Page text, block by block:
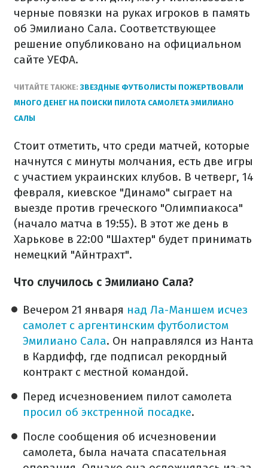
черные повязки на руках игроков в память
об Эмилиано Сала. Соответствующее
решение опубликовано на официальном
сайте УЕФА.
ЧИТАЙТЕ ТАКЖЕ:ЗВЕЗДНЫЕ ФУТБОЛИСТЫ ПОЖЕРТВОВАЛИ
МНОГО ДЕНЕГ НА ПОИСКИ ПИЛОТА САМОЛЕТА ЭМИЛИАНО
САЛЫ
Стоит отметить, что среди матчей, которые
начнутся с минуты молчания, есть две игры
с участием украинских клубов. В четверг, 14
февраля, киевское "Динамо" сыграет на
выезде против греческого "Олимпиакоса"
(начало матча в 19:55). В этот же день в
Харькове в 22:00 "Шахтер" будет принимать
немецкий "Айнтрахт".
Что случилось с Эмилиано Сала?
Вечером 21 января над Ла-Маншем исчез
самолет с аргентинским футболистом
Эмилиано Сала. Он направлялся из Нанта
в Кардифф, где подписал рекордный
контракт с местной командой.
Перед исчезновением пилот самолета
просил об экстренной посадке.
После сообщения об исчезновении
самолета, была начата спасательная